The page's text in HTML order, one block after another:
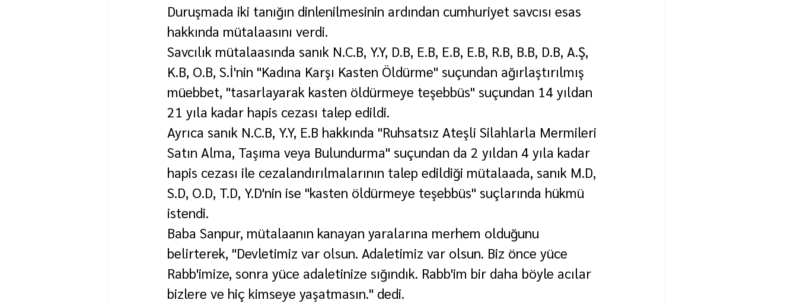
Duruşmada iki tanığın dinlenilmesinin ardından cumhuriyet savcısı esas
hakkında mütalaasını verdi.
Savcılık mütalaasında sanık N.C.B, Y.Y, D.B, E.B, E.B, E.B, R.B, B.B, D.B, A.Ş,
K.B, O.B, S.İ'nin "Kadına Karşı Kasten Öldürme" suçundan ağırlaştırılmış
müebbet, "tasarlayarak kasten öldürmeye teşebbüs" suçundan 14 yıldan
21 yıla kadar hapis cezası talep edildi.
Ayrıca sanık N.C.B, Y.Y, E.B hakkında "Ruhsatsız Ateşli Silahlarla Mermileri
Satın Alma, Taşıma veya Bulundurma" suçundan da 2 yıldan 4 yıla kadar
hapis cezası ile cezalandırılmalarının talep edildiği mütalaada, sanık M.D,
S.D, O.D, T.D, Y.D'nin ise "kasten öldürmeye teşebbüs" suçlarında hükmü
istendi.
Baba Sanpur, mütalaanın kanayan yaralarına merhem olduğunu
belirterek, "Devletimiz var olsun. Adaletimiz var olsun. Biz önce yüce
Rabb'imize, sonra yüce adaletinize sığındık. Rabb'im bir daha böyle acılar
bizlere ve hiç kimseye yaşatmasın." dedi.